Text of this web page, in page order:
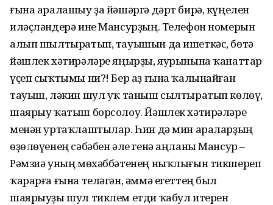
ғына аралашыу ҙа йәшәргә дәрт бирә, күңелен
иләҫләндерә ине Мансурҙың. Телефон номерын
алып шылтыратып, тауышын да ишеткәс, бөтә
йәшлек хәтирәләре яңырҙы, яурынына ҡанаттар
үҫеп сыҡтымы ни?! Бер аҙ ғына ҡалынайған
тауыш, ләкин шул уҡ таныш сылтыратып көлөү,
шаярыу ҡатыш борсолоу. Йәшлек хәтирәләре
менән уртаҡлаштылар. Һин дә мин араларҙың
өҙөлөүенең сәбәбен әле генә аңланы Мансур –
Рәмзиә уның мөхәббәтенең ныҡлығын тикшереп
ҡарарға ғына теләгән, әммә егеттең был
шаярыуҙы шул тиклем етди ҡабул итерен